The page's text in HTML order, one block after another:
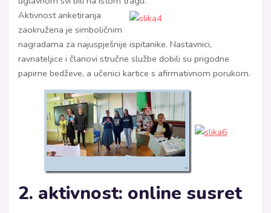
Aktivnost anketiranja
zaokružena je simboličnim
nagradama za najuspješnije ispitanike. Nastavnici,
ravnateljice i članovi stručne službe dobili su prigodne
papirne bedževe, a učenici kartice s afirmativnom porukom.
2. aktivnost: online susret